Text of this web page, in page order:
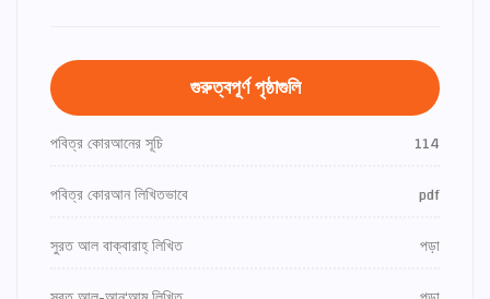
গুরুত্বপূর্ণ পৃষ্ঠাগুলি
পবিত্র কোরআনের সূচি
114
পবিত্র কোরআন লিখিতভাবে
pdf
সুরত আল বাক্বারাহ্ লিখিত
পড়া